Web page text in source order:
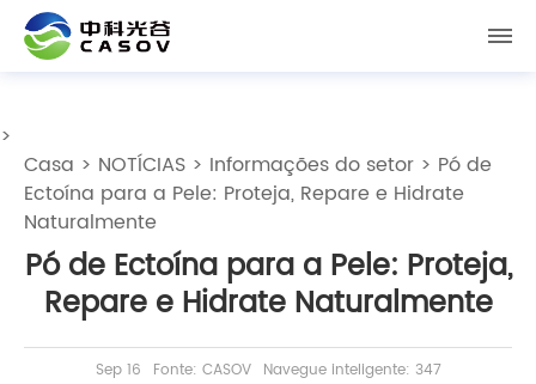
>
Casa > NOTÍCIAS > Informações do setor > Pó de
Ectoína para a Pele: Proteja, Repare e Hidrate
Naturalmente
Pó de Ectoína para a Pele: Proteja,
Repare e Hidrate Naturalmente
Sep 16 Fonte: CASOV Navegue inteligente: 347